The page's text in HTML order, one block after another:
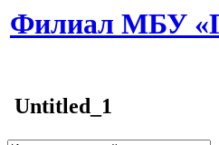
Филиал МБУ
Untitled_1